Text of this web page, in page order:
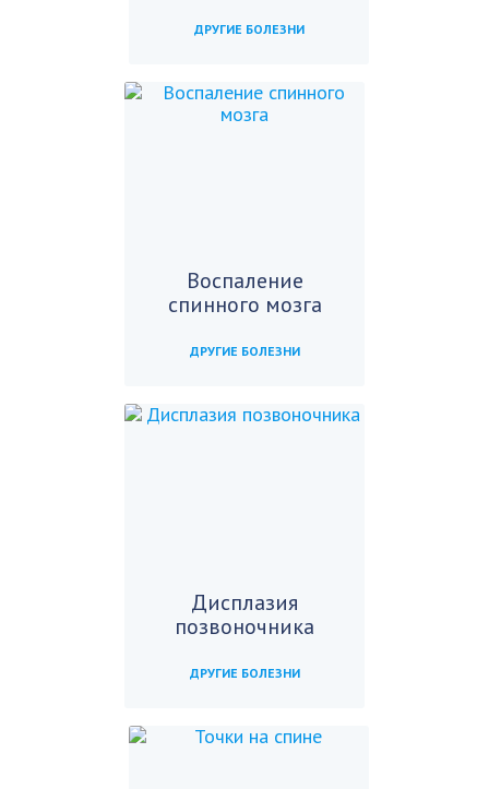
ДРУГИЕ БОЛЕЗНИ
Воспаление
спинного мозга
ДРУГИЕ БОЛЕЗНИ
Дисплазия
позвоночника
ДРУГИЕ БОЛЕЗНИ